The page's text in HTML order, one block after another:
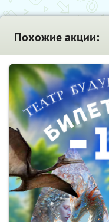
Похожие акции: